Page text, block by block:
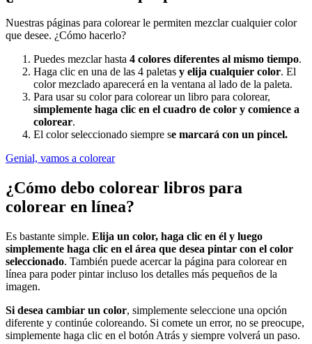
Nuestras páginas para colorear le permiten mezclar cualquier color
que desee. ¿Cómo hacerlo?
Puedes mezclar hasta 4 colores diferentes al mismo tiempo.
Haga clic en una de las 4 paletas y elija cualquier color. El
color mezclado aparecerá en la ventana al lado de la paleta.
Para usar su color para colorear un libro para colorear,
simplemente haga clic en el cuadro de color y comience a
colorear.
El color seleccionado siempre se marcará con un pincel.
Genial, vamos a colorear
¿Cómo debo colorear libros para
colorear en línea?
Es bastante simple. Elija un color, haga clic en él y luego
simplemente haga clic en el área que desea pintar con el color
seleccionado. También puede acercar la página para colorear en
línea para poder pintar incluso los detalles más pequeños de la
imagen.
Si desea cambiar un color, simplemente seleccione una opción
diferente y continúe coloreando. Si comete un error, no se preocupe,
simplemente haga clic en el botón Atrás y siempre volverá un paso.